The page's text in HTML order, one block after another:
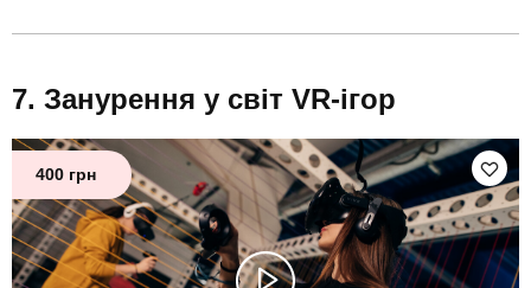
Занурення у світ VR-ігор
400 грн